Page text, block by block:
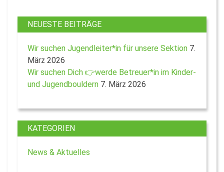
NEUESTE BEITRÄGE
Wir suchen Jugendleiter*in für unsere Sektion 7.
März 2026
Wir suchen Dich 👉werde Betreuer*in im Kinder-
und Jugendbouldern 7. März 2026
KATEGORIEN
News & Aktuelles